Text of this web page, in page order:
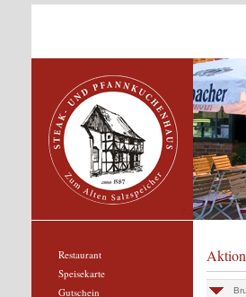
Restaurant
Speisekarte
Gutschein